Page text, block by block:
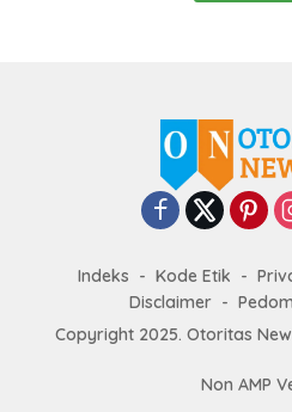
Indeks Kode Etik
Disclaimer
Copyright 2025. Otoritas
Non AMP